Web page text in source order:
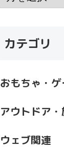
カテゴリ
おもちゃ・
アウトドア・
ウェブ関連